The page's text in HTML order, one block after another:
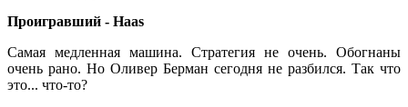
Проигравший - Haas
Самая медленная машина. Стратегия не очень. Обогнаны
очень рано. Но Оливер Берман сегодня не разбился. Так что
это... что-то?